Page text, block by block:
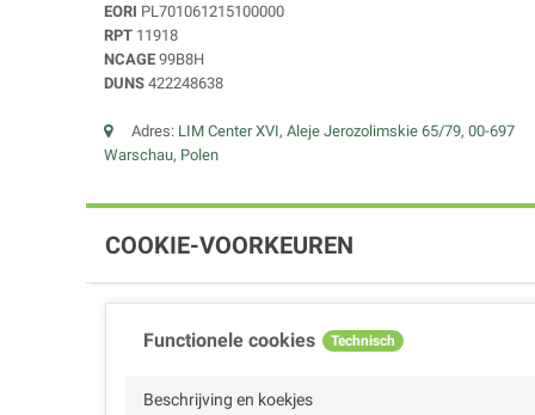
EORI PL701061215100000
RPT 11918
NCAGE 99B8H
DUNS 422248638
Adres: LIM Center XVI, Aleje Jerozolimskie 65/79, 00-697
Warschau, Polen
COOKIE-VOORKEUREN
Functionele cookies Technisch
Beschrijving en koekjes